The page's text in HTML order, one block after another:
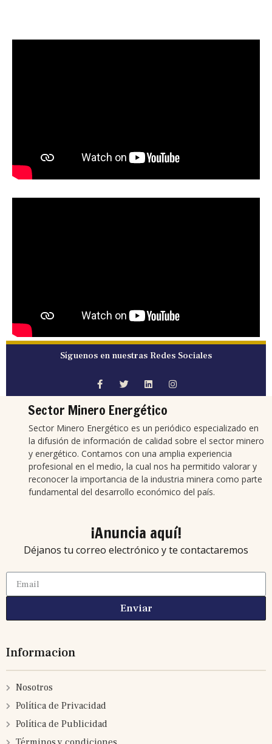
Síguenos en nuestras Redes Sociales
Sector Minero Energético
Sector Minero Energético es un periódico especializado en
la difusión de información de calidad sobre el sector minero
y energético. Contamos con una amplia experiencia
profesional en el medio, la cual nos ha permitido valorar y
reconocer la importancia de la industria minera como parte
fundamental del desarrollo económico del país.
¡Anuncia aquí!
Déjanos tu correo electrónico y te contactaremos
Enviar
Informacion
Nosotros
Política de Privacidad
Política de Publicidad